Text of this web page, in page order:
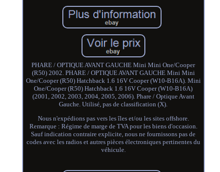
PHARE / OPTIQUE AVANT GAUCHE Mini Mini One/Cooper
(R50) 2002. PHARE / OPTIQUE AVANT GAUCHE Mini Mini
One/Cooper (R50) Hatchback 1.6 16V Cooper (W10-B16A). Mini
One/Cooper (R50) Hatchback 1.6 16V Cooper (W10-B16A)
(2001, 2002, 2003, 2004, 2005, 2006). Phare / Optique Avant
Gauche. Utilisé, pas de classification (X).
Nous n'expédions pas vers les îles et/ou les sites offshore.
Remarque : Régime de marge de TVA pour les biens d'occasion.
Sauf indication contraire explicite, nous ne fournissons pas de
codes avec les radios et autres pièces électroniques pertinentes du
véhicule.